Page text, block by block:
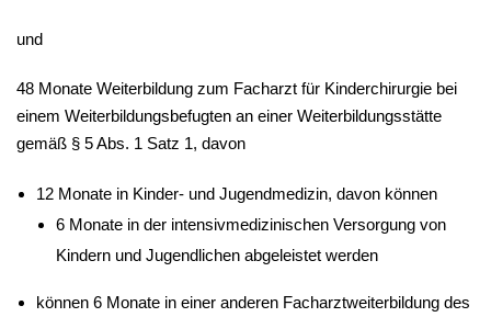
und
48 Monate Weiterbildung zum Facharzt für Kinderchirurgie bei
einem Weiterbildungsbefugten an einer Weiterbildungsstätte
gemäß § 5 Abs. 1 Satz 1, davon
12 Monate in Kinder- und Jugendmedizin, davon können
6 Monate in der intensivmedizinischen Versorgung von
Kindern und Jugendlichen abgeleistet werden
können 6 Monate in einer anderen Facharztweiterbildung des